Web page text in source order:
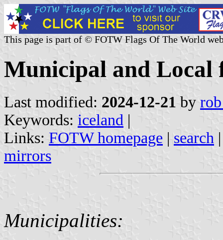
This page is part of © FOTW Flags Of The World
Municipal and Local
Last modified: 2024-12-21 by
Keywords: iceland |
Links: FOTW homepage | search
mirrors
Municipalities: